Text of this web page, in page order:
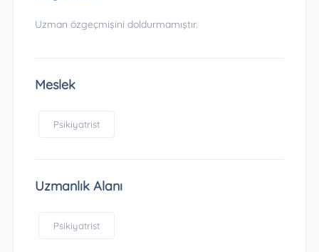
Uzman özgeçmişini doldurmamıştır.
Meslek
Psikiyatrist
Uzmanlık Alanı
Psikiyatrist